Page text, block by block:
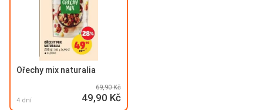
Ořechy mix naturalia
4 dní
69,90 Kč
49,90 Kč